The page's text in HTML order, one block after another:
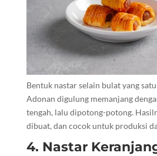
Bentuk nastar selain bulat yang
Adonan digulung memanjang
tengah, lalu dipotong-potong.
dibuat, dan cocok untuk produksi
4. Nastar